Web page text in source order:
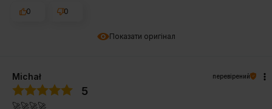
Показати оригінал
0
0
Michał перевірений
5
🚀🚀🚀🚀